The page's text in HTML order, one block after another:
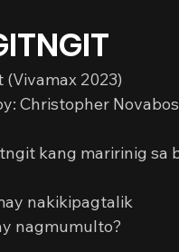
2023)
Christopher Novabos
kang maririnig sa
nakikipagtalik
nagmumulto?